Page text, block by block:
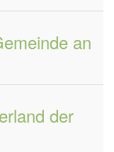
an
der